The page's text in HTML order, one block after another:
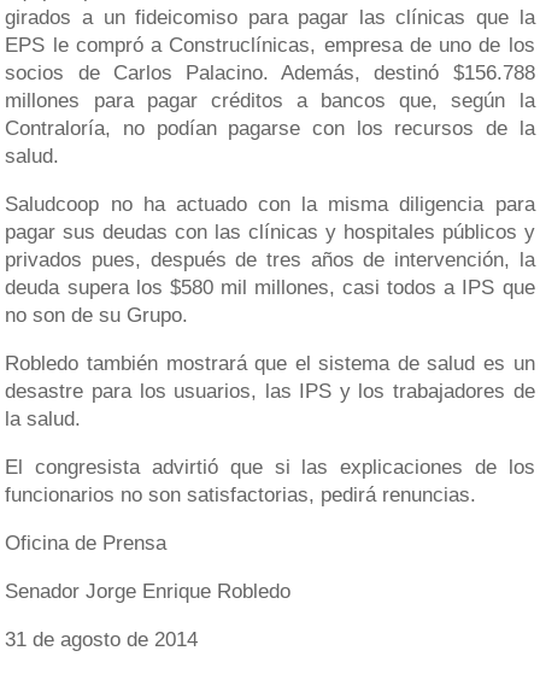
girados a un fideicomiso para pagar las clínicas que la
EPS le compró a Construclínicas, empresa de uno de los
socios de Carlos Palacino. Además, destinó $156.788
millones para pagar créditos a bancos que, según la
Contraloría, no podían pagarse con los recursos de la
salud.
Saludcoop no ha actuado con la misma diligencia para
pagar sus deudas con las clínicas y hospitales públicos y
privados pues, después de tres años de intervención, la
deuda supera los $580 mil millones, casi todos a IPS que
no son de su Grupo.
Robledo también mostrará que el sistema de salud es un
desastre para los usuarios, las IPS y los trabajadores de
la salud.
El congresista advirtió que si las explicaciones de los
funcionarios no son satisfactorias, pedirá renuncias.
Oficina de Prensa
Senador Jorge Enrique Robledo
31 de agosto de 2014